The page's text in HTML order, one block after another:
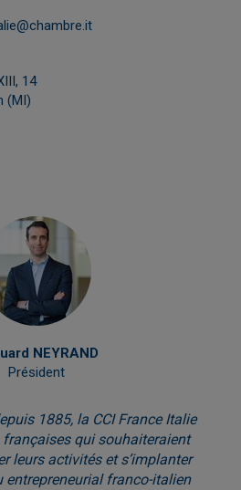
14
(MI)
NEYRAND
Président
1885, la CCI France Italie
qui souhaiteraient
leurs activités et s’implanter
entrepreneurial franco-italien